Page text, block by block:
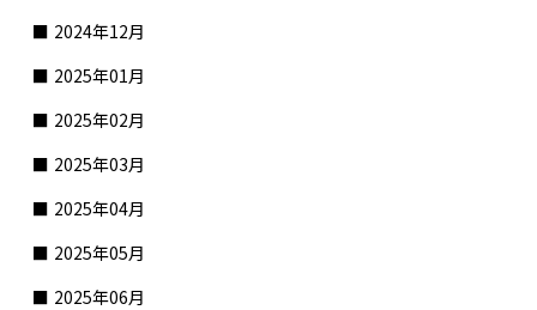
2024年12月
2025年01月
2025年02月
2025年03月
2025年04月
2025年05月
2025年06月